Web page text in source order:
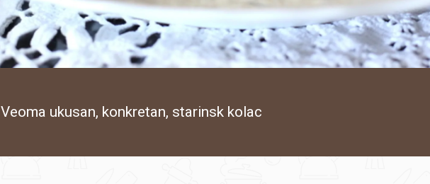
Veoma ukusan, konkretan, starinsk kolac